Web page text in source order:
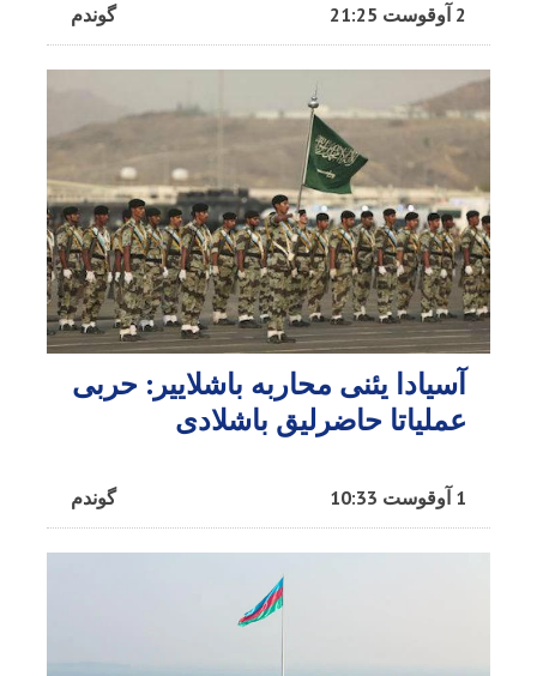
گوندم 2 آوقوست 21:25
آسیادا یئنی محاربه باشلاییر: حربی
عملیاتا حاضرلیق باشلادی
گوندم 1 آوقوست 10:33